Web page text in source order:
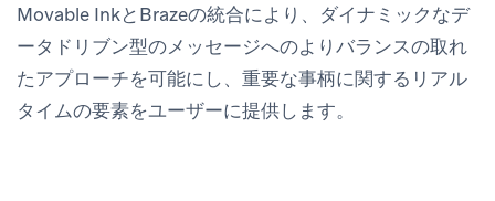
Movable InkとBrazeの統合により、ダイナミックなデ
ータドリブン型のメッセージへのよりバランスの取れ
たアプローチを可能にし、重要な事柄に関するリアル
タイムの要素をユーザーに提供します。